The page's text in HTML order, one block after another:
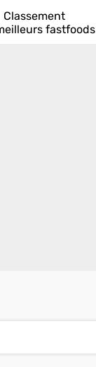
Classement
fastfoods